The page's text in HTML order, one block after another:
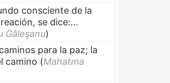
consciente de la
se dice:...
Găleşanu)
para la paz; la
camino (Mahatma